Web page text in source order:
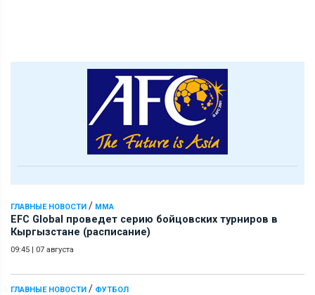
ГЛАВНЫЕ НОВОСТИ / ММА
EFC Global проведет серию бойцовских турниров в
Кыргызстане (расписание)
09:45 | 07 августа
ГЛАВНЫЕ НОВОСТИ / ФУТБОЛ